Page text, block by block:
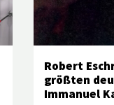
Robert
größten
Immanuel